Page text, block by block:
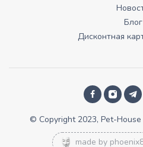
Блог
Дисконтная
© Copyright 2023, Pet-
made by